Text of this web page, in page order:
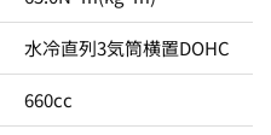
水冷直列3気筒横置DOHC
660cc